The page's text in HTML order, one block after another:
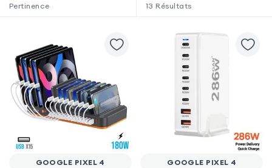
Pertinence 13 Résultats
GOOGLE PIXEL 4 GOOGLE PIXEL 4